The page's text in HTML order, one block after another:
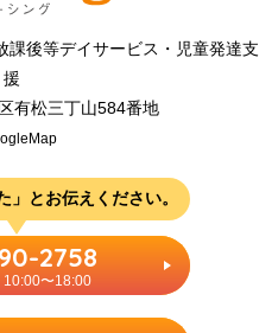
課後等デイサービス・児童発達支
援
有松三丁山584番地
」とお伝えください。
2758
10:00〜18:00